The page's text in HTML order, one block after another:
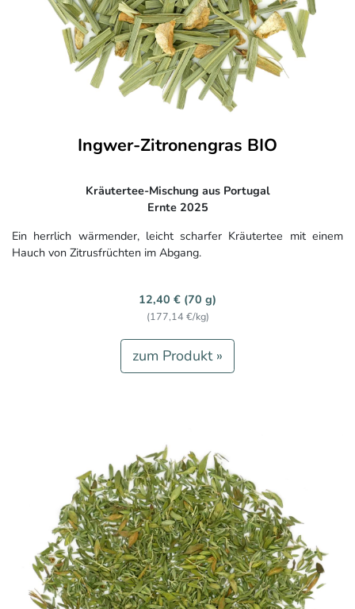
Ingwer-Zitronengras BIO
Kräutertee-Mischung aus Portugal
Ernte 2025
Ein herrlich wärmender, leicht scharfer Kräutertee mit einem
Hauch von Zitrusfrüchten im Abgang.
12,40 € (70 g)
(177,14 €/kg)
zum Produkt »